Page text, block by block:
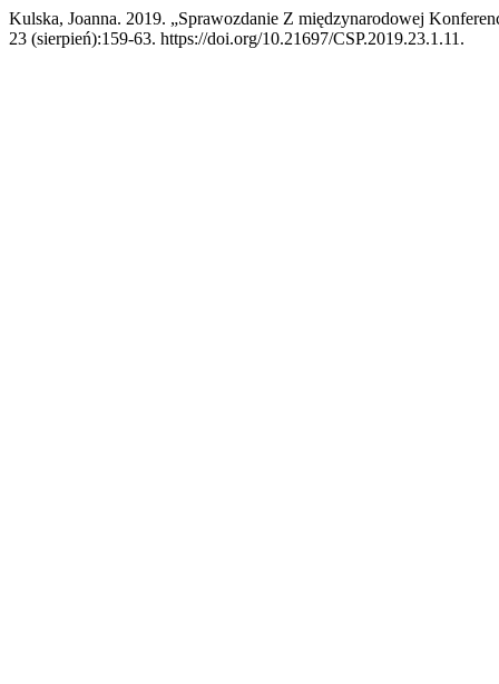
Kulska, Joanna. 2019. „Sprawozdanie Z międzynarodowej
23 (sierpień):159-63. https://doi.org/10.21697/CSP.2019.23.1.11.